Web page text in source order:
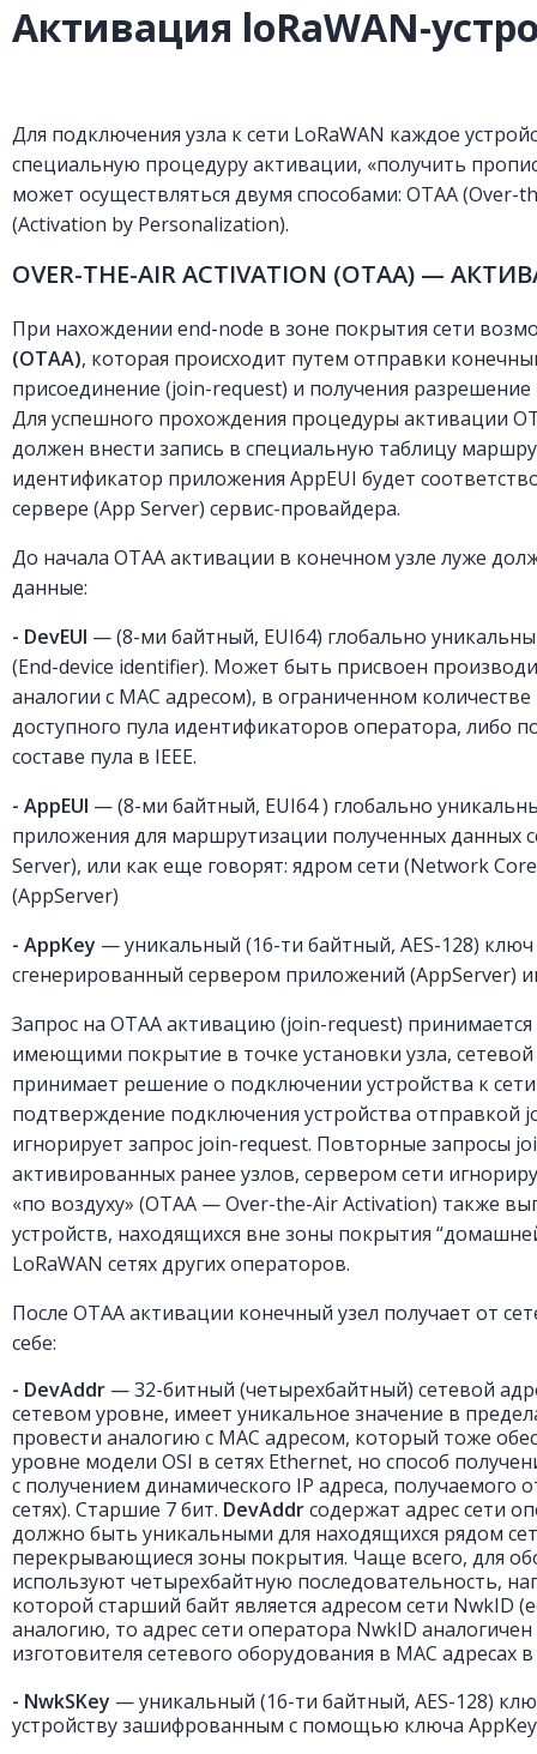
Активация loRaWAN-
Для подключения узла к сети LoRaWAN каждое
специальную процедуру активации, «получить
может осуществляться двумя способами: OTAA (Over-
(Activation by Personalization).
OVER-THE-AIR ACTIVATION (OTAA) —
При нахождении end-node в зоне покрытия сети
(OTAA), которая происходит путем отправки
присоединение (join-request) и получения
Для успешного прохождения процедуры активации
должен внести запись в специальную таблицу
идентификатор приложения AppEUI будет
сервере (App Server) сервис-провайдера.
До начала OTAA активации в конечном узле луже
данные:
- DevEUI — (8-ми байтный, EUI64) глобально
(End-device identifier). Может быть присвоен
аналогии с MAC адресом), в ограниченном
доступного пула идентификаторов оператора, либо
составе пула в IEEE.
- AppEUI — (8-ми байтный, EUI64 ) глобально
приложения для маршрутизации полученных данных
Server), или как еще говорят: ядром сети (Network
(AppServer)
- AppKey — уникальный (16-ти байтный, AES-128)
сгенерированный сервером приложений (AppServer)
Запрос на OTAA активацию (join-request) принимается
имеющими покрытие в точке установки узла,
принимает решение о подключении устройства к
подтверждение подключения устройства отправкой
игнорирует запрос join-request. Повторные запросы
активированных ранее узлов, сервером сети
«по воздуху» (OTAA — Over-the-Air Activation) также
устройств, находящихся вне зоны покрытия
LoRaWAN сетях других операторов.
После OTAA активации конечный узел получает от
себе:
- DevAddr — 32-битный (четырехбайтный) сетевой
сетевом уровне, имеет уникальное значение в
провести аналогию c MAC адресом, который тоже
уровне модели OSI в сетях Ethernet, но способ
с получением динамического IP адреса, получаемого
сетях). Старшие 7 бит. DevAddrсодержат адрес сети
должно быть уникальными для находящихся рядом
перекрывающиеся зоны покрытия. Чаще всего, для
используют четырехбайтную последовательность,
которой старший байт является адресом сети NwkID
аналогию, то адрес сети оператора NwkID
изготовителя сетевого оборудования в MAC адресах
- NwkSKey — уникальный (16-ти байтный, AES-128)
устройству зашифрованным с помощью ключа